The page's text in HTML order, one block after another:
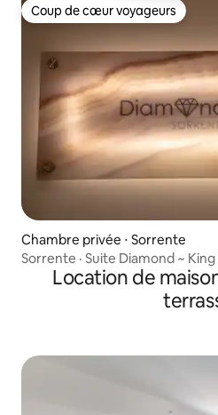
Coup de cœur voyageurs
Coup de cœur voyageurs
Chambre privée ⋅ Sorrente
Sorrente · Suite Diamond ~
Location de